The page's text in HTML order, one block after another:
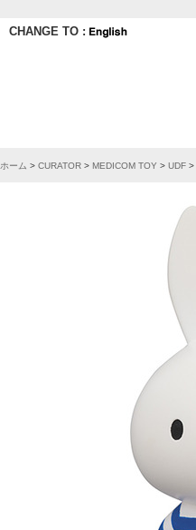
CHANGE TO :
ホーム > CURATOR > MEDICOM TOY > UDF >